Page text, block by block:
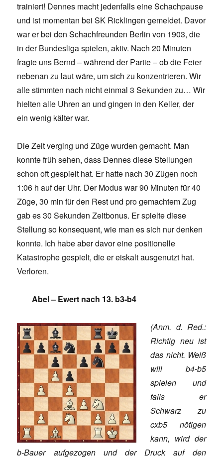
trainiert! Dennes macht jedenfalls eine Schachpause
und ist momentan bei SK Ricklingen gemeldet. Davor
war er bei den Schachfreunden Berlin von 1903, die
in der Bundesliga spielen, aktiv. Nach 20 Minuten
fragte uns Bernd – während der Partie – ob die Feier
nebenan zu laut wäre, um sich zu konzentrieren. Wir
alle stimmten nach nicht einmal 3 Sekunden zu… Wir
hielten alle Uhren an und gingen in den Keller, der
ein wenig kälter war.
Die Zeit verging und Züge wurden gemacht. Man
konnte früh sehen, dass Dennes diese Stellungen
schon oft gespielt hat. Er hatte nach 30 Zügen noch
1:06 h auf der Uhr. Der Modus war 90 Minuten für 40
Züge, 30 min für den Rest und pro gemachtem Zug
gab es 30 Sekunden Zeitbonus. Er spielte diese
Stellung so konsequent, wie man es sich nur denken
konnte. Ich habe aber davor eine positionelle
Katastrophe gespielt, die er eiskalt ausgenutzt hat.
Verloren.
Abel – Ewert nach 13. b3-b4
(Anm. d. Red.:
Richtig neu ist
das nicht. Weiß
will b4-b5
spielen und
falls er
Schwarz zu
cxb5 nötigen
kann, wird der
b-Bauer aufgezogen und der Druck auf den